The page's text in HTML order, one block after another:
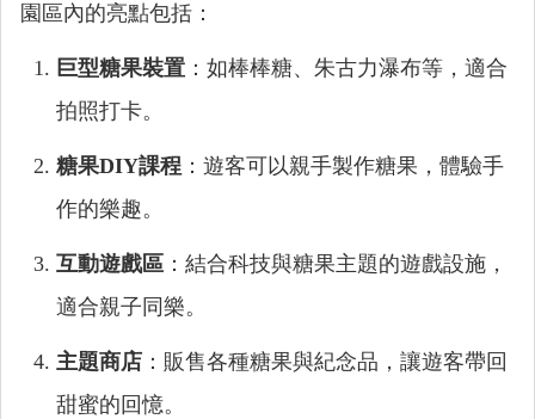
園區內的亮點包括：
巨型糖果裝置 ：如棒棒糖、朱古力瀑布等，適合
拍照打卡。
糖果DIY課程 ：遊客可以親手製作糖果，體驗手
作的樂趣。
互動遊戲區 ：結合科技與糖果主題的遊戲設施，
適合親子同樂。
主題商店 ：販售各種糖果與紀念品，讓遊客帶回
甜蜜的回憶。